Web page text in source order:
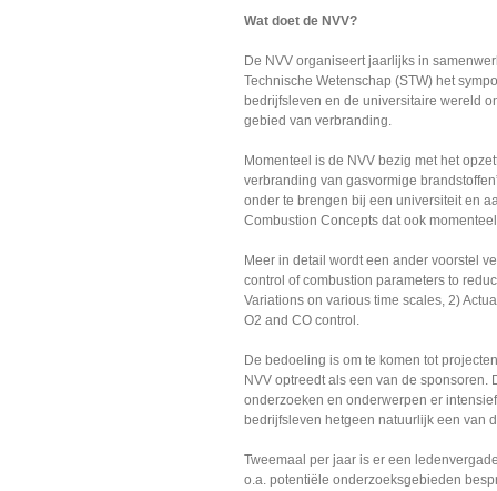
Wat doet de NVV?
De NVV organiseert jaarlijks in
Technische Wetenschap (STW) het
bedrijfsleven en de universitaire wereld
gebied van verbranding.
Momenteel is de NVV bezig met het
verbranding van gasvormige
onder te brengen bij een universiteit en
Combustion Concepts dat ook
Meer in detail wordt een ander voorstel
control of combustion parameters to
Variations on various time scales, 2)
O2 and CO control.
De bedoeling is om te komen tot
NVV optreedt als een van de
onderzoeken en onderwerpen er
bedrijfsleven hetgeen natuurlijk een van
Tweemaal per jaar is er een
o.a. potentiële onderzoeksgebieden